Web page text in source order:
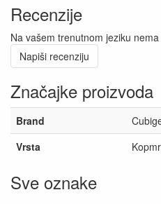
Recenzije
Na vašem trenutnom jeziku
Napiši recenziju
Značajke proizvoda
Brand
Vrsta
Sve oznake